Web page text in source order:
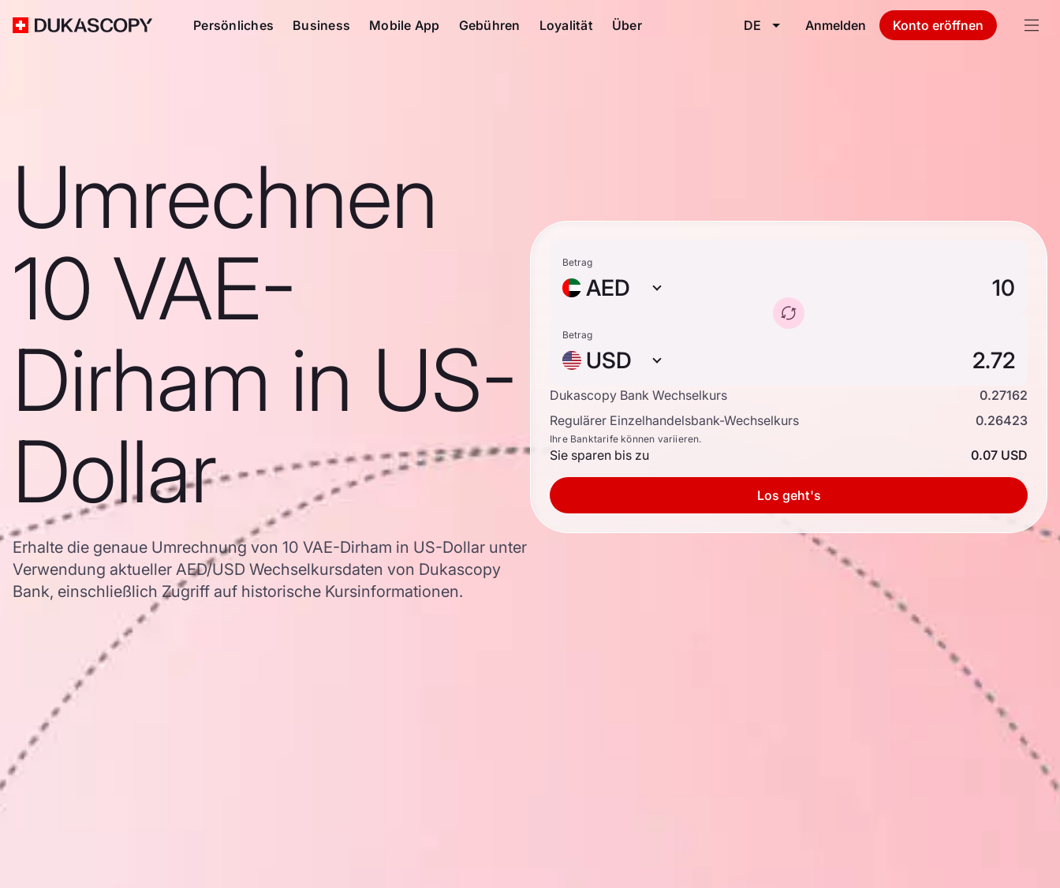
Persönliches Business Mobile App Gebühren Loyalität Über DE Anmelden Konto eröffnen
Umrechnen
10 VAE-
Dirham in US-
Dollar
Erhalte die genaue Umrechnung von 10 VAE-Dirham in US-Dollar unter
Verwendung aktueller AED/USD Wechselkursdaten von Dukascopy
Bank, einschließlich Zugriff auf historische Kursinformationen.
Betrag
AED
Betrag
USD
Dukascopy Bank Wechselkurs
0.27162
Regulärer Einzelhandelsbank-Wechselkurs
0.26423
Ihre Banktarife können variieren.
Sie sparen bis zu 0.07 USD
Los geht's